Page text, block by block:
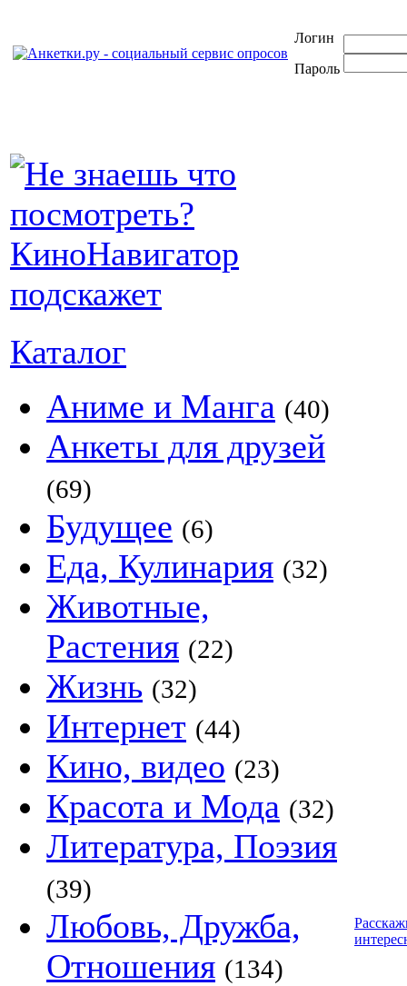
Логин
Пароль
Каталог
Аниме и Манга (40)
Анкеты для друзей
(69)
Будущее (6)
Еда, Кулинария (32)
Животные,
Растения (22)
Жизнь (32)
Интернет (44)
Кино, видео (23)
Красота и Мода (32)
Литература, Поэзия
(39)
Любовь, Дружба,
Отношения (134)